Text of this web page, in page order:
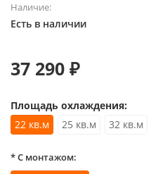
Наличие:
Есть в наличии
37 290 ₽
Площадь охлаждения:
22 кв.м
25 кв.м 32 кв.м
* С монтажом: